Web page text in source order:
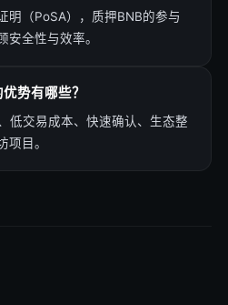
明（PoSA），质押BNB的参与
安全性与效率。
势有哪些？
低交易成本、快速确认、生态整
项目。